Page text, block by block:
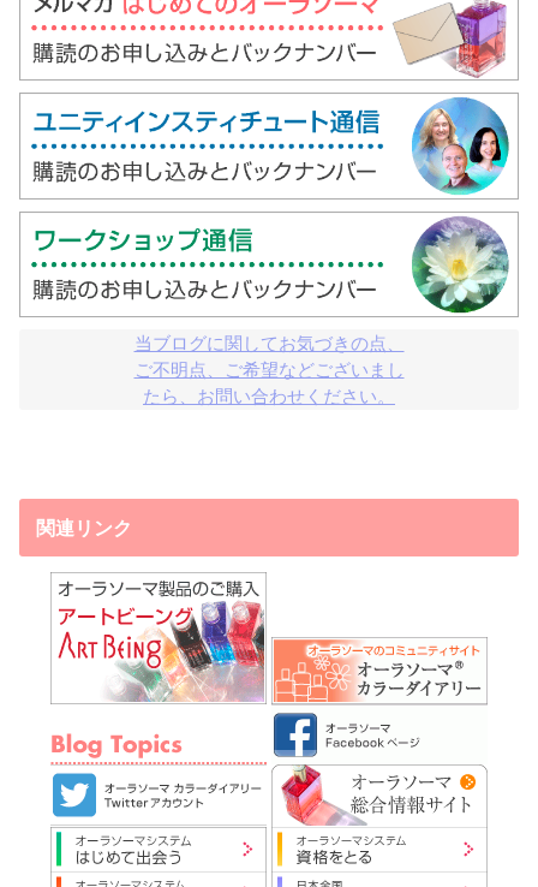
当ブログに関してお気づきの点、
ご不明点、ご希望などございまし
たら、お問い合わせください。
関連リンク